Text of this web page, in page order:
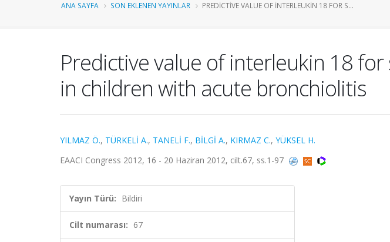
ANA SAYFA SON EKLENEN YAYINLAR PREDICTIVE VALUE OF INTERLEUKIN 18 FOR S...
Predictive value of interleukin 18
in children with acute bronchiolitis
YILMAZ Ö., TÜRKELİ A., TANELİ F., BİLGİ A., KIRMAZ C., YÜKSEL H.
EAACI Congress 2012, 16 - 20 Haziran 2012, cilt.67, ss.1-97
Yayın Türü: Bildiri
Cilt numarası: 67